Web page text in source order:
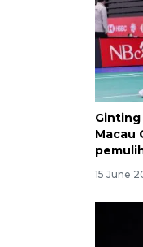
Ginting
Macau
15 June